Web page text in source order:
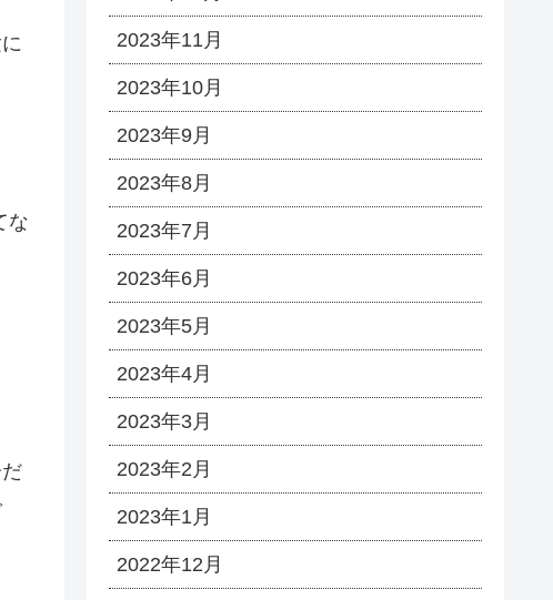
な
2023年11月
2023年10月
2023年9月
2023年8月
2023年7月
2023年6月
2023年5月
2023年4月
2023年3月
2023年2月
2023年1月
2022年12月